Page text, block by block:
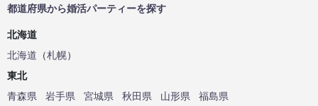
都道府県から婚活パーティーを探す
北海道
北海道 （札幌）
東北
青森県
岩手県 宮城県 秋田県 山形県
福島県